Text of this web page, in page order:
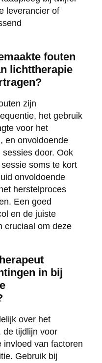
leverancier of
fouten
lichttherapie
zijn
het gebruik
voor het
en onvoldoende
door. Ook
soms te kort
onvoldoende
herstelproces
Een goed
en de juiste
cruciaal om deze
in bij
over het
de tijdlijn voor
invloed van factoren
Gebruik bij